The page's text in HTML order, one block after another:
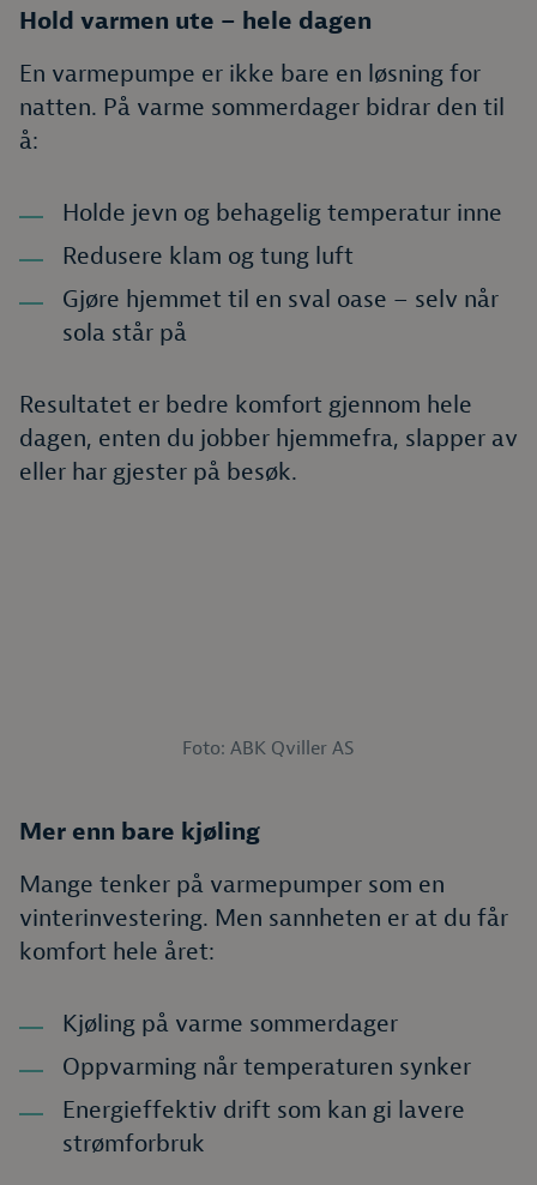
Hold varmen ute – hele dagen
En varmepumpe er ikke bare en løsning for
natten. På varme sommerdager bidrar den til
å:
Holde jevn og behagelig temperatur inne
Redusere klam og tung luft
Gjøre hjemmet til en sval oase – selv når
sola står på
Resultatet er bedre komfort gjennom hele
dagen, enten du jobber hjemmefra, slapper av
eller har gjester på besøk.
Foto: ABK Qviller AS
Mer enn bare kjøling
Mange tenker på varmepumper som en
vinterinvestering. Men sannheten er at du får
komfort hele året:
Kjøling på varme sommerdager
Oppvarming når temperaturen synker
Energieffektiv drift som kan gi lavere
strømforbruk